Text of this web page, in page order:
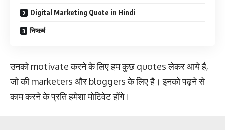
Digital Marketing Quote in Hindi
निष्कर्ष
उनको motivate करने के लिए हम कुछ quotes लेकर आये है,
जो की marketers और bloggers के लिए है। इनको पढ़ने से
काम करने के प्रति हमेशा मोटिवेट होंगे।